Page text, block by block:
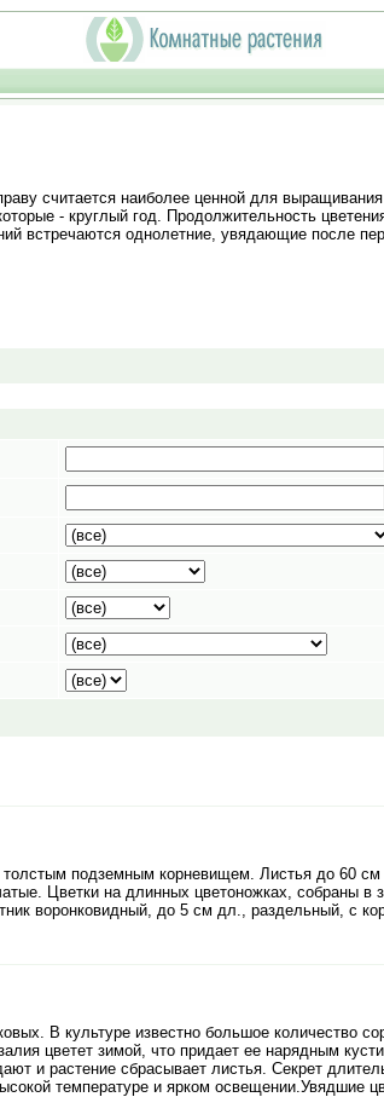
считается наиболее ценной для
- круглый год. Продолжительность
встречаются однолетние, увядающие после
толстым подземным корневищем. Листья до 60
Цветки на длинных цветоножках, собраны в
воронковидный, до 5 см дл., раздельный, с
В культуре известно большое
цветет зимой, что придает ее нарядным
и растение сбрасывает листья. Секрет
температуре и ярком освещении.Увядшие